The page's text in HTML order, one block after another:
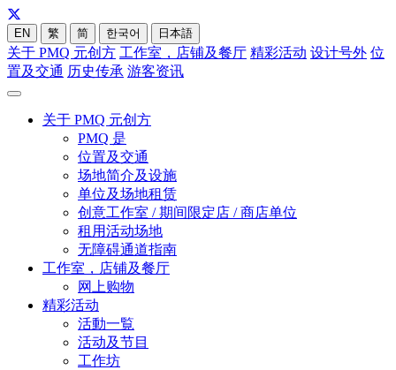
EN 繁 简 한국어 日本語
关于 PMQ 元创方 工作室，店铺及餐厅 精彩活动 设计号外 位
置及交通 历史传承 游客资讯
关于 PMQ 元创方
PMQ 是
位置及交通
场地简介及设施
单位及场地租赁
创意工作室 / 期间限定店 / 商店单位
租用活动场地
无障碍通道指南
工作室，店铺及餐厅
网上购物
精彩活动
活動一覧
活动及节目
工作坊